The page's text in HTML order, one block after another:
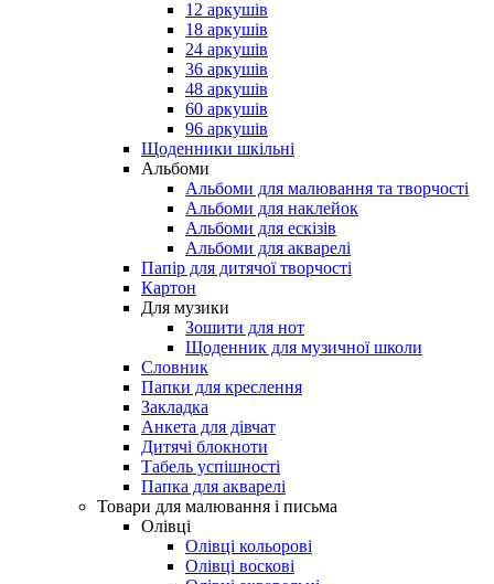
12 аркушів
18 аркушів
24 аркушів
36 аркушів
48 аркушів
60 аркушів
96 аркушів
Щоденники шкільні
Альбоми
Альбоми для малювання та творчості
Альбоми для наклейок
Альбоми для ескізів
Альбоми для акварелі
Папір для дитячої творчості
Картон
Для музики
Зошити для нот
Щоденник для музичної школи
Словник
Папки для креслення
Закладка
Анкета для дівчат
Дитячі блокноти
Табель успішності
Папка для акварелі
Товари для малювання і письма
Олівці
Олівці кольорові
Олівці воскові